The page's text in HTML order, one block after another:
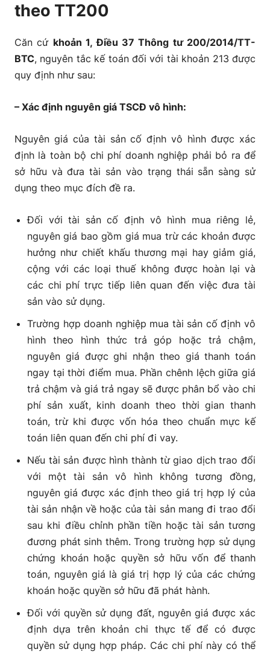
theo TT200
Căn cứ khoản 1, Điều 37 Thông tư 200/2014/TT-
BTC, nguyên tắc kế toán đối với tài khoản 213 được
quy định như sau:
– Xác định nguyên giá TSCĐ vô hình:
Nguyên giá của tài sản cố định vô hình được xác
định là toàn bộ chi phí doanh nghiệp phải bỏ ra để
sở hữu và đưa tài sản vào trạng thái sẵn sàng sử
dụng theo mục đích đề ra.
Đối với tài sản cố định vô hình mua riêng lẻ,
nguyên giá bao gồm giá mua trừ các khoản được
hưởng như chiết khấu thương mại hay giảm giá,
cộng với các loại thuế không được hoàn lại và
các chi phí trực tiếp liên quan đến việc đưa tài
sản vào sử dụng.
Trường hợp doanh nghiệp mua tài sản cố định vô
hình theo hình thức trả góp hoặc trả chậm,
nguyên giá được ghi nhận theo giá thanh toán
ngay tại thời điểm mua. Phần chênh lệch giữa giá
trả chậm và giá trả ngay sẽ được phân bổ vào chi
phí sản xuất, kinh doanh theo thời gian thanh
toán, trừ khi được vốn hóa theo chuẩn mực kế
toán liên quan đến chi phí đi vay.
Nếu tài sản được hình thành từ giao dịch trao đổi
với một tài sản vô hình không tương đồng,
nguyên giá được xác định theo giá trị hợp lý của
tài sản nhận về hoặc của tài sản mang đi trao đổi
sau khi điều chỉnh phần tiền hoặc tài sản tương
đương phát sinh thêm. Trong trường hợp sử dụng
chứng khoán hoặc quyền sở hữu vốn để thanh
toán, nguyên giá là giá trị hợp lý của các chứng
khoán hoặc quyền sở hữu đã phát hành.
Đối với quyền sử dụng đất, nguyên giá được xác
định dựa trên khoản chi thực tế để có được
quyền sử dụng hợp pháp. Các chi phí này có thể